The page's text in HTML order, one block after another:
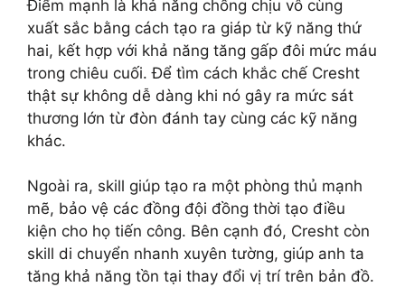
Điểm mạnh là khả năng chống chịu vô cùng
xuất sắc bằng cách tạo ra giáp từ kỹ năng thứ
hai, kết hợp với khả năng tăng gấp đôi mức máu
trong chiêu cuối. Để tìm cách khắc chế Cresht
thật sự không dễ dàng khi nó gây ra mức sát
thương lớn từ đòn đánh tay cùng các kỹ năng
khác.
Ngoài ra, skill giúp tạo ra một phòng thủ mạnh
mẽ, bảo vệ các đồng đội đồng thời tạo điều
kiện cho họ tiến công. Bên cạnh đó, Cresht còn
skill di chuyển nhanh xuyên tường, giúp anh ta
tăng khả năng tồn tại thay đổi vị trí trên bản đồ.